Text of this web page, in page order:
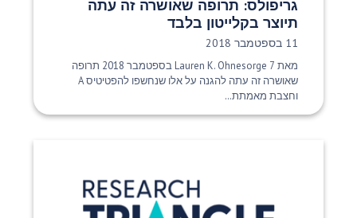
גריפולס: תרופה שאושרה זה עתה
תיוצר בקלייטון בלבד
תאריך פרסום:
11 בספטמבר 2018
מאת Lauren K. Ohnesorge 7 בספטמבר 2018 תרופה
שאושרה זה עתה להגנה על אלו שנחשפו להפטיטיס A
וחצבת מאמתת...